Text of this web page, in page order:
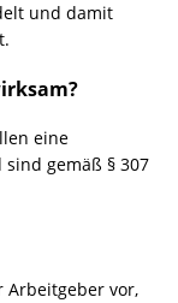
und damit
eine
gemäß § 307
Arbeitgeber vor,